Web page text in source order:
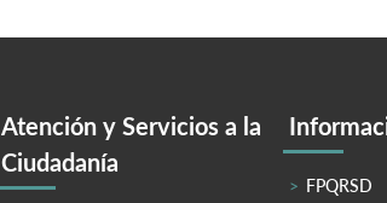
Atención y Servicios a la
Ciudadanía
FPQRSD